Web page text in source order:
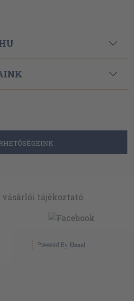
Powered By Ebond